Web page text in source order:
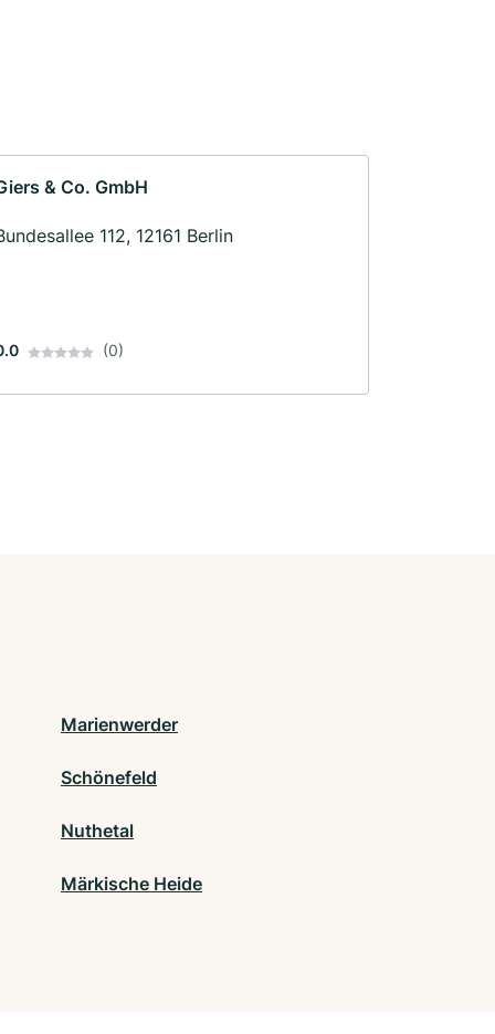
& Co. GmbH
112, 12161 Berlin
(0)
Marienwerder
Schönefeld
Nuthetal
Märkische Heide